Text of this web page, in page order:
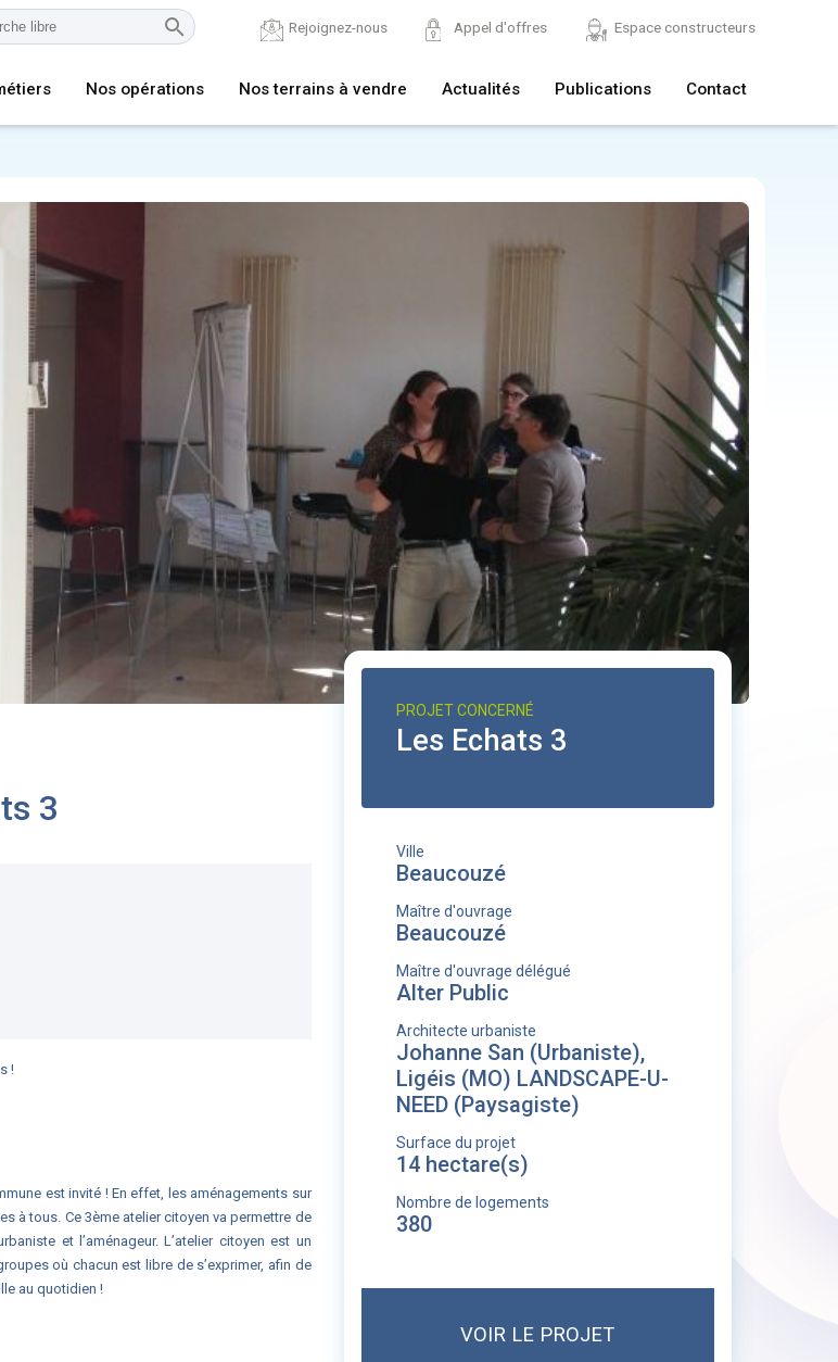
Rejoignez-nous Appel d'offres Espace constructeurs
Nos opérations Nos terrains à vendre Actualités Publications Contact
3
!
est invité ! En effet, les aménagements sur
à tous. Ce 3ème atelier citoyen va permettre de
et l’aménageur. L’atelier citoyen est un
où chacun est libre de s’exprimer, afin de
au quotidien !
PROJET CONCERNÉ
Les Echats 3
Ville
Beaucouzé
Maître d'ouvrage
Beaucouzé
Maître d'ouvrage délégué
Alter Public
Architecte urbaniste
Johanne San (Urbaniste),
Ligéis (MO) LANDSCAPE-U-
NEED (Paysagiste)
Surface du projet
14 hectare(s)
Nombre de logements
380
VOIR LE PROJET